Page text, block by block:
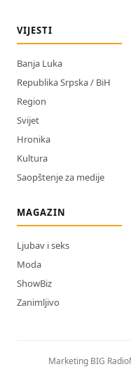
VIJESTI
Banja Luka
Republika Srpska / BiH
Region
Svijet
Hronika
Kultura
Saopštenje za medije
MAGAZIN
Ljubav i seks
Moda
ShowBiz
Zanimljivo
Marketing BIG Radio